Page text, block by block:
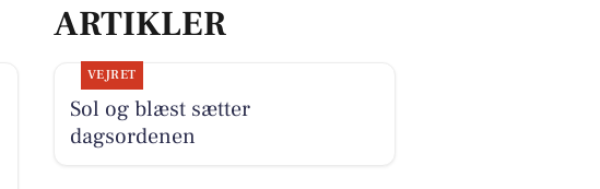
ARTIKLER
VEJRET
Sol og blæst sætter
dagsordenen